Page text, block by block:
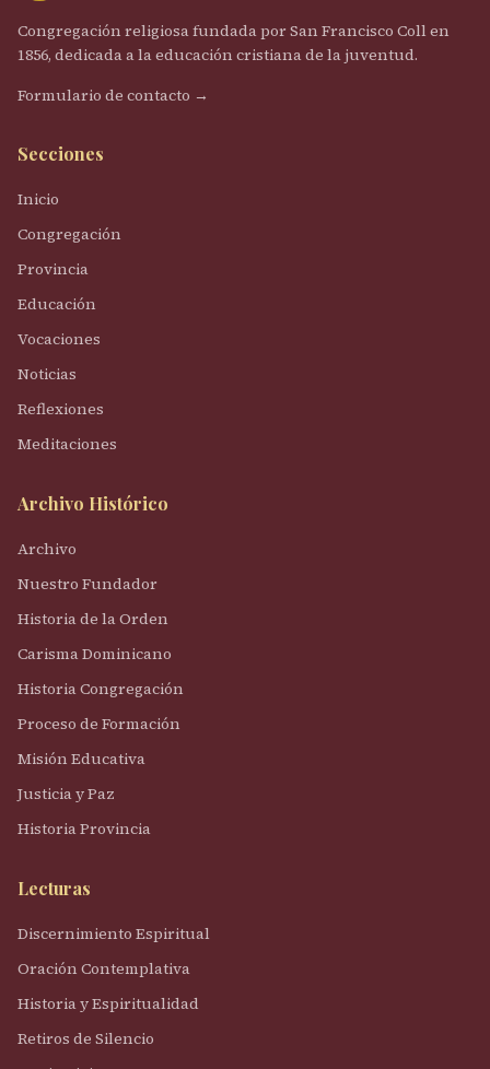
Congregación religiosa fundada por San Francisco Coll en
1856, dedicada a la educación cristiana de la juventud.
Formulario de contacto →
Secciones
Inicio
Congregación
Provincia
Educación
Vocaciones
Noticias
Reflexiones
Meditaciones
Archivo Histórico
Archivo
Nuestro Fundador
Historia de la Orden
Carisma Dominicano
Historia Congregación
Proceso de Formación
Misión Educativa
Justicia y Paz
Historia Provincia
Lecturas
Discernimiento Espiritual
Oración Contemplativa
Historia y Espiritualidad
Retiros de Silencio